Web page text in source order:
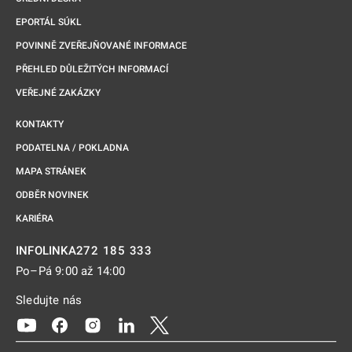
EPORTÁL SÚKL
POVINNĚ ZVEŘEJŇOVANÉ INFORMACE
PŘEHLED DŮLEŽITÝCH INFORMACÍ
VEŘEJNÉ ZAKÁZKY
KONTAKTY
PODATELNA / POKLADNA
MAPA STRÁNEK
ODBĚR NOVINEK
KARIÉRA
INFOLINKA272 185 333
Po–Pá 9:00 až 14:00
Sledujte nás
Odkaz se otevře na nové kartě
Odkaz se otevře na nové kartě
Odkaz se otevře na nové kartě
Odkaz se otevře na nové kartě